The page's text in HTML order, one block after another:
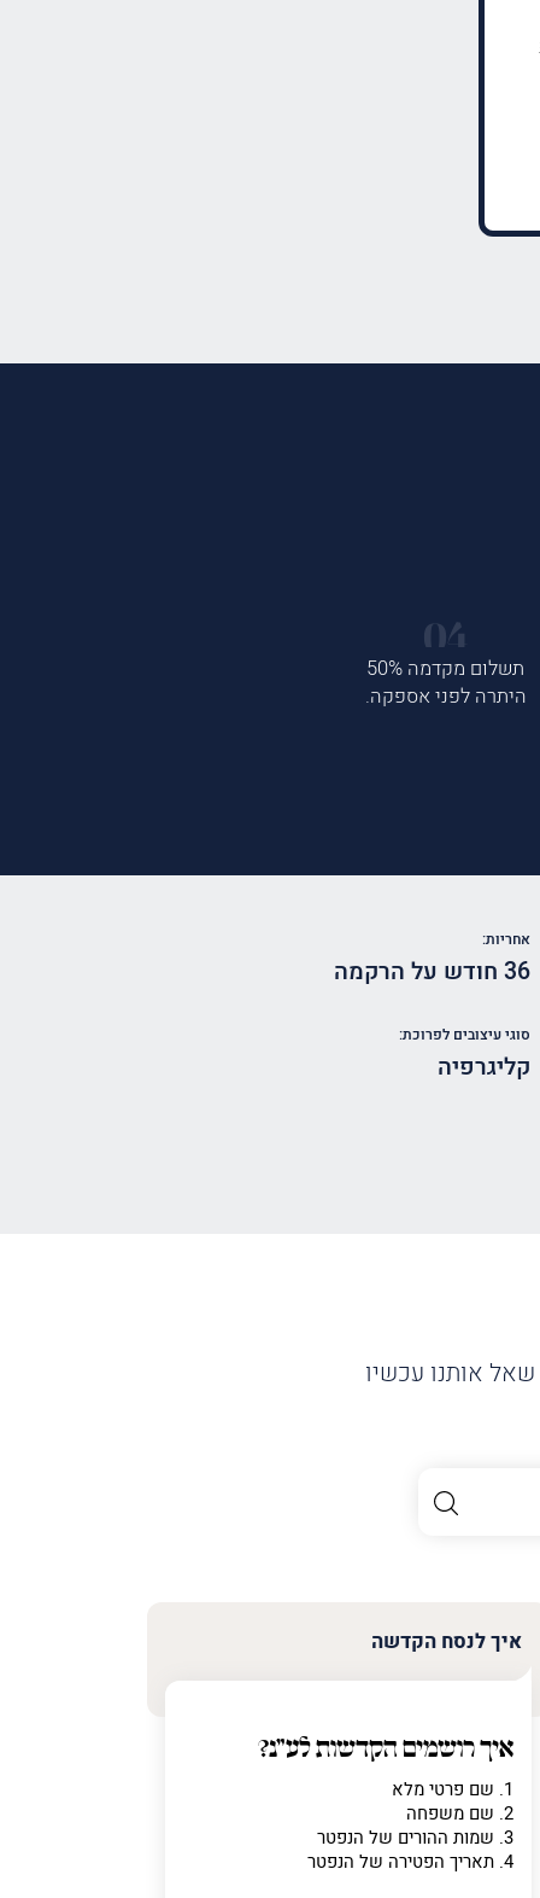
תשלום מקדמה 50%
היתרה לפני אספקה.
אחריות:
36 חודש על הרקמה
סוגי עיצובים לפרוכת:
קליגרפיה
שאל אותנו עכשיו
איך לנסח הקדשה
איך רושמים הקדשות לע"נ?
1. שם פרטי מלא
2. שם משפחה
3. שמות ההורים של הנפטר
4. תאריך הפטירה של הנפטר